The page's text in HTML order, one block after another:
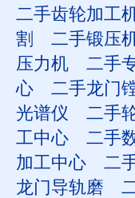
二手齿轮加工
割
二手锻压
压力机
二手
心
二手龙门
光谱仪
二手
工中心
二手
加工中心
二
龙门导轨磨